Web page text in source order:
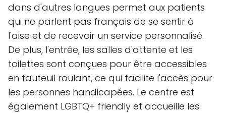
dans d'autres langues permet aux patients
qui ne parlent pas français de se sentir à
l'aise et de recevoir un service personnalisé.
De plus, l'entrée, les salles d'attente et les
toilettes sont conçues pour être accessibles
en fauteuil roulant, ce qui facilite l'accès pour
les personnes handicapées. Le centre est
également LGBTQ+ friendly et accueille les